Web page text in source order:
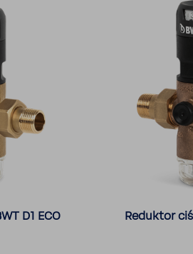
D1 ECO Reduktor